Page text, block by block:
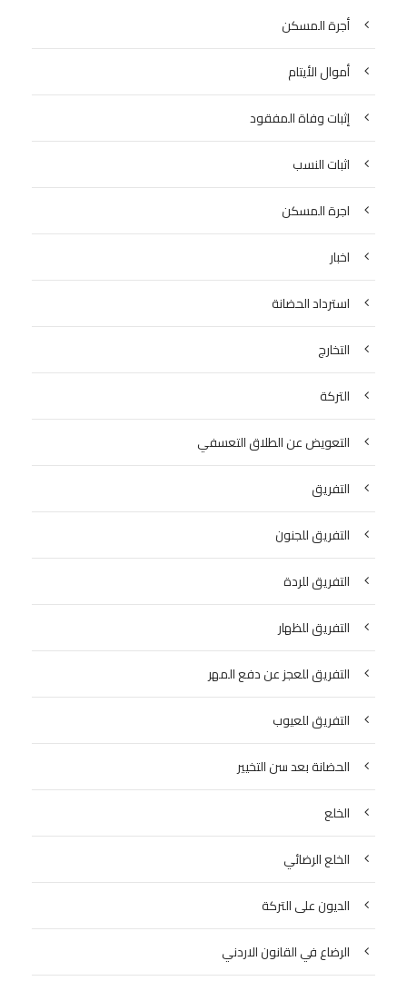
أجرة المسكن
أموال الأيتام
إثبات وفاة المفقود
اثبات النسب
اجرة المسكن
اخبار
استرداد الحضانة
التخارج
التركة
التعويض عن الطلاق التعسفي
التفريق
التفريق للجنون
التفريق للردة
التفريق للظهار
التفريق للعجز عن دفع المهر
التفريق للعيوب
الحضانة بعد سن التخيير
الخلع
الخلع الرضائي
الديون على التركة
الرضاع في القانون الاردني